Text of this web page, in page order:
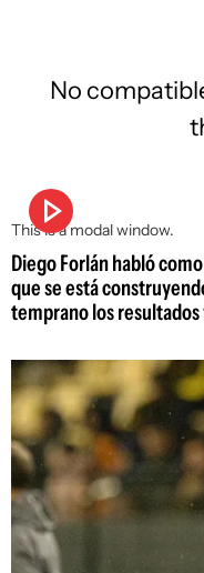
This is a modal window.
No
Diego Forlán habló
que se está
temprano los resultados